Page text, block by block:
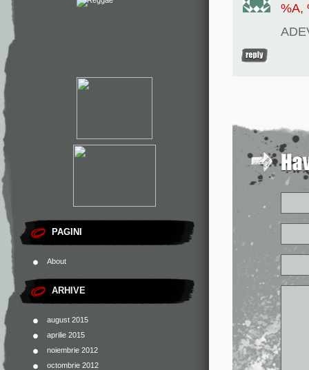
PAGINI
About
ARHIVE
august 2015
aprilie 2015
noiembrie 2012
octombrie 2012
%A,